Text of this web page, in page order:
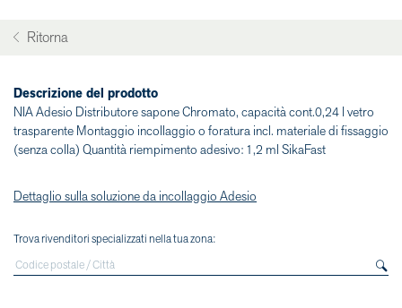
Ritorna
Descrizione del prodotto
NIA Adesio Distributore sapone Chromato, capacità cont.0,24 l vetro
trasparente Montaggio incollaggio o foratura incl. materiale di fissaggio
(senza colla) Quantità riempimento adesivo: 1,2 ml SikaFast
Dettaglio sulla soluzione da incollaggio Adesio
Trova rivenditori specializzati nella tua zona: